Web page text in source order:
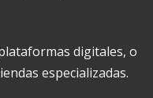
digitales, o
especializadas.